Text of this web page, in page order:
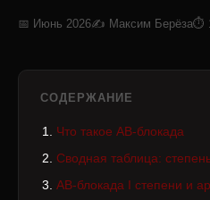
📅 Июнь 2026✍️ Максим Берёза⏱
СОДЕРЖАНИЕ
Что такое АВ-блокада
Сводная таблица:
АВ-блокада I степени и